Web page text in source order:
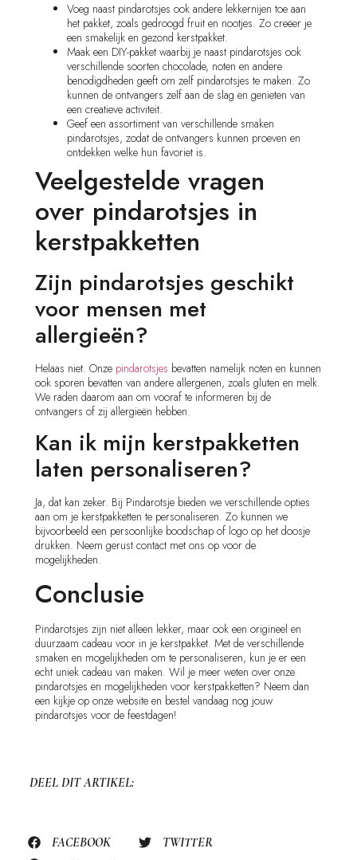
Voeg naast pindarotsjes ook andere lekkernijen toe aan
het pakket, zoals gedroogd fruit en nootjes. Zo creëer je
een smakelijk en gezond kerstpakket.
Maak een DIY-pakket waarbij je naast pindarotsjes ook
verschillende soorten chocolade, noten en andere
benodigdheden geeft om zelf pindarotsjes te maken. Zo
kunnen de ontvangers zelf aan de slag en genieten van
een creatieve activiteit.
Geef een assortiment van verschillende smaken
pindarotsjes, zodat de ontvangers kunnen proeven en
ontdekken welke hun favoriet is.
Veelgestelde vragen
over pindarotsjes in
kerstpakketten
Zijn pindarotsjes geschikt
voor mensen met
allergieën?
Helaas niet. Onze pindarotsjes bevatten namelijk noten en kunnen
ook sporen bevatten van andere allergenen, zoals gluten en melk.
We raden daarom aan om vooraf te informeren bij de
ontvangers of zij allergieën hebben.
Kan ik mijn kerstpakketten
laten personaliseren?
Ja, dat kan zeker. Bij Pindarotsje bieden we verschillende opties
aan om je kerstpakketten te personaliseren. Zo kunnen we
bijvoorbeeld een persoonlijke boodschap of logo op het doosje
drukken. Neem gerust contact met ons op voor de
mogelijkheden.
Conclusie
Pindarotsjes zijn niet alleen lekker, maar ook een origineel en
duurzaam cadeau voor in je kerstpakket. Met de verschillende
smaken en mogelijkheden om te personaliseren, kun je er een
echt uniek cadeau van maken. Wil je meer weten over onze
pindarotsjes en mogelijkheden voor kerstpakketten? Neem dan
een kijkje op onze website en bestel vandaag nog jouw
pindarotsjes voor de feestdagen!
DEEL DIT ARTIKEL:
FACEBOOK
TWITTER